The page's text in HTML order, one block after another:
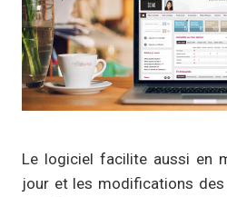
Le logiciel facilite aussi en
jour et les modifications